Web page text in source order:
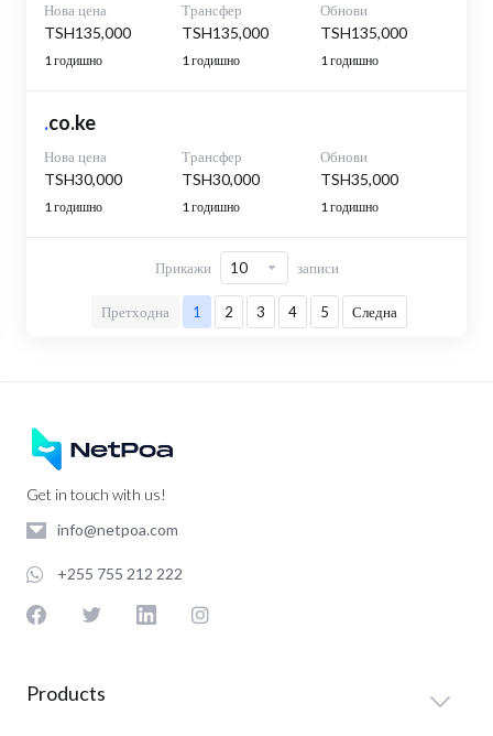
Нова цена
TSH135,000
1 годишно
Трансфер
TSH135,000
1 годишно
Обнови
TSH135,000
1 годишно
.co.ke
Нова цена
TSH30,000
1 годишно
Трансфер
TSH30,000
1 годишно
Обнови
TSH35,000
1 годишно
Претходна 1 2 3 4 5 Следна
Прикажи записи
Get in touch with us!
info@netpoa.com
+255 755 212 222
Products